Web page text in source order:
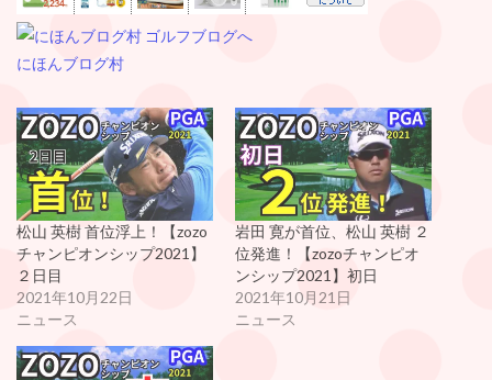
にほんブログ村
松山 英樹 首位浮上！【zozo
チャンピオンシップ2021】
２日目
2021年10月22日
ニュース
岩田 寛が首位、松山 英樹 ２
位発進！【zozoチャンピオ
ンシップ2021】初日
2021年10月21日
ニュース